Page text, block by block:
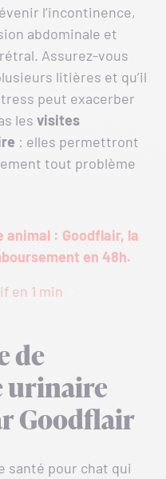
l’incontinence,
abdominale et
Assurez-vous
litières et qu’il
peut exacerber
les visites
: elles permettront
tout problème
animal : Goodflair, la
en 48h.
en 1 min
de
urinaire
Goodflair
santé pour chat qui